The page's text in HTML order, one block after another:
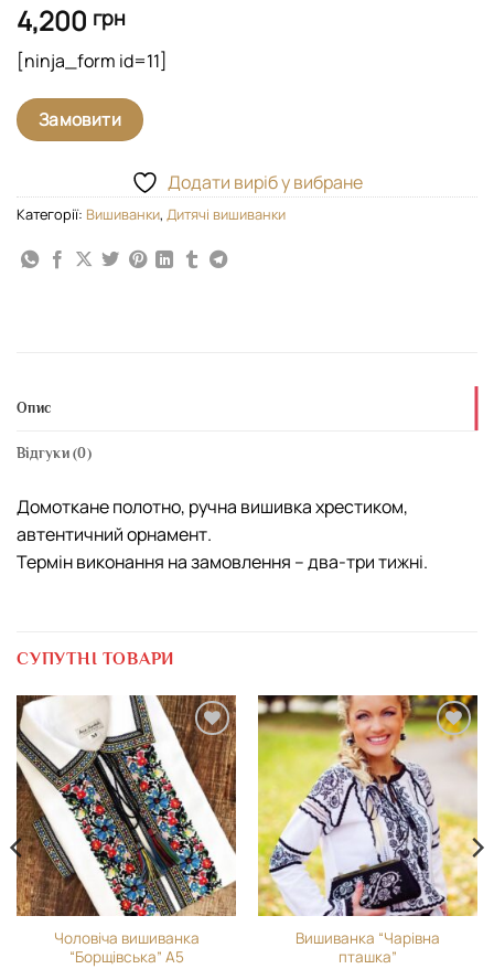
4,200 грн
[ninja_form id=11]
Замовити
Додати виріб у вибране
Категорії: Вишиванки, Дитячі вишиванки
Опис
Відгуки (0)
Домоткане полотно, ручна вишивка хрестиком,
автентичний орнамент.
Термін виконання на замовлення – два-три тижні.
СУПУТНІ ТОВАРИ
Додати
виріб у
вибране
Чоловіча вишиванка
“Борщівська” А5
Додати
виріб у
вибране
Вишиванка “Чарівна
пташка”